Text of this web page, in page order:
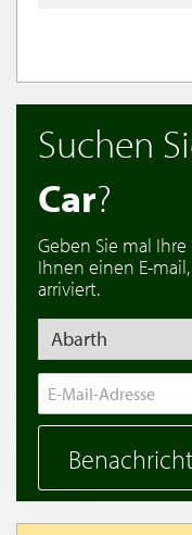
Suchen
Car?
Geben Sie mal
Ihnen einen E-
arriviert.